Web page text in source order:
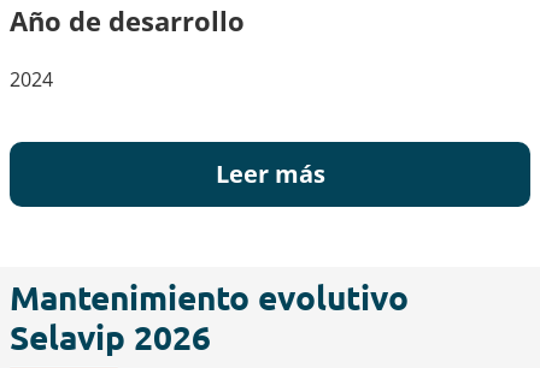
Año de desarrollo
2024
Leer más
Mantenimiento evolutivo
Selavip 2026